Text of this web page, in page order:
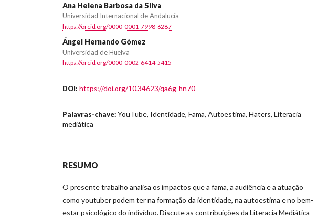
Ana Helena Barbosa da Silva
Universidad Internacional de Andalucía
https://orcid.org/0000-0001-7998-6287
Ángel Hernando Gómez
Universidad de Huelva
https://orcid.org/0000-0002-6414-5415
DOI: https://doi.org/10.34623/qa6g-hn70
Palavras-chave: YouTube, Identidade, Fama, Autoestima, Haters, Literacia
mediática
RESUMO
O presente trabalho analisa os impactos que a fama, a audiência e a atuação
como youtuber podem ter na formação da identidade, na autoestima e no bem-
estar psicológico do indivíduo. Discute as contribuições da Literacia Mediática